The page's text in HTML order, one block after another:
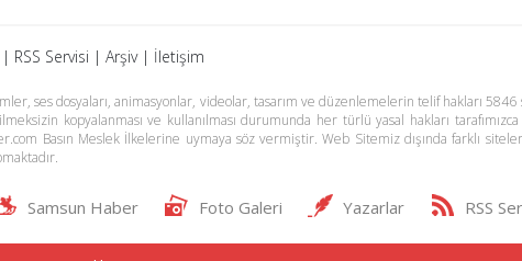
| RSS Servisi | Arşiv| İletişim
ses dosyaları, animasyonlar, videolar, tasarım ve düzenlemelerin telif hakları
kopyalanması ve kullanılması durumunda her türlü yasal hakları
Basın Meslek İlkelerine uymaya söz vermiştir. Web Sitemiz dışında farklı
Samsun Haber Foto Galeri Yazarlar RSS